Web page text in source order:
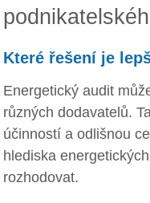
Které řešení je
Energetický audit
různých dodavatelů.
účinností a odlišnou
hlediska
rozhodovat.